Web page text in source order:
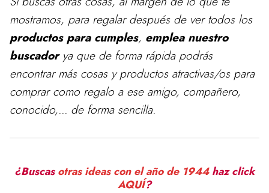
mostramos, para regalardespués de ver todos los
productos para cumples, emplea nuestro
buscadorya que de forma rápida podrás
encontrar más cosas y productos atractivas/os para
comprar como regalo a ese amigo, compañero,
conocido,... de forma sencilla.
¿Buscasotras ideas con el año de 1944haz click
AQUÍ?